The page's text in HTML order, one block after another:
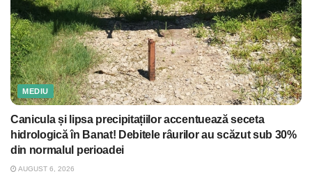
MEDIU
Canicula și lipsa precipitațiilor accentuează seceta
hidrologică în Banat! Debitele râurilor au scăzut sub 30%
din normalul perioadei
AUGUST 6, 2026